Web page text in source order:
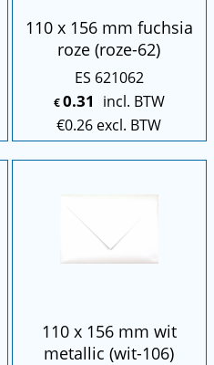
110 x 156 mm fuchsia
roze (roze-62)
ES 621062
€0.31 incl. BTW
€0.26 excl. BTW
110 x 156 mm wit
metallic (wit-106)